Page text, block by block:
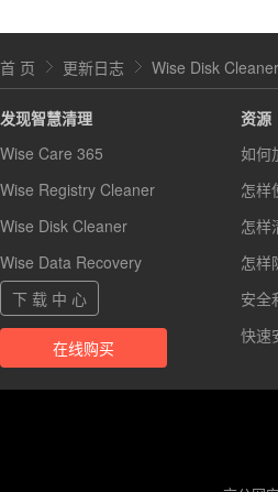
首 页 更新日志 Wise Disk
发现智慧清理
Wise Care 365
Wise Registry Cleaner
Wise Disk Cleaner
Wise Data Recovery
下 载 中 心
在线购买
资源
如何
怎样
怎样
怎样
安全
快速